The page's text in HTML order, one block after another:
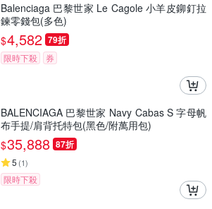
Balenciaga 巴黎世家 Le Cagole 小羊皮鉚釘拉
鍊零錢包(多色)
$4,582 79折
限時下殺 券
BALENCIAGA 巴黎世家 Navy Cabas S 字母帆
布手提/肩背托特包(黑色/附萬用包)
$35,888 87折
5 (1)
限時下殺